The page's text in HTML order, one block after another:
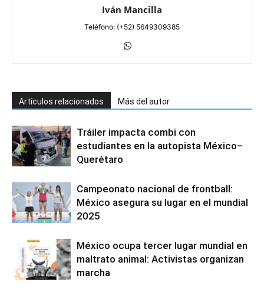
Iván Mancilla
Teléfono: (+52) 5649309385
Artículos relacionados Más del autor
Tráiler impacta combi con
estudiantes en la autopista México–
Querétaro
Campeonato nacional de frontball:
México asegura su lugar en el mundial
2025
México ocupa tercer lugar mundial en
maltrato animal: Activistas organizan
marcha